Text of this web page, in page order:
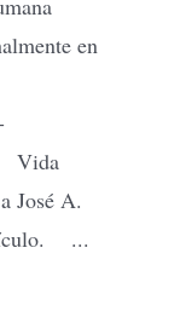
en
. Vida
José A.
...